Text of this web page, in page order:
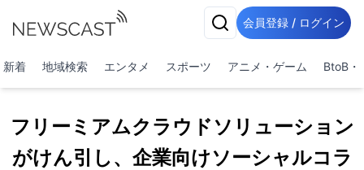
会員登録 / ログイン
新着 地域検索 エンタメ スポーツ アニメ・ゲーム BtoB・
フリーミアムクラウドソリューション
がけん引し、企業向けソーシャルコラ